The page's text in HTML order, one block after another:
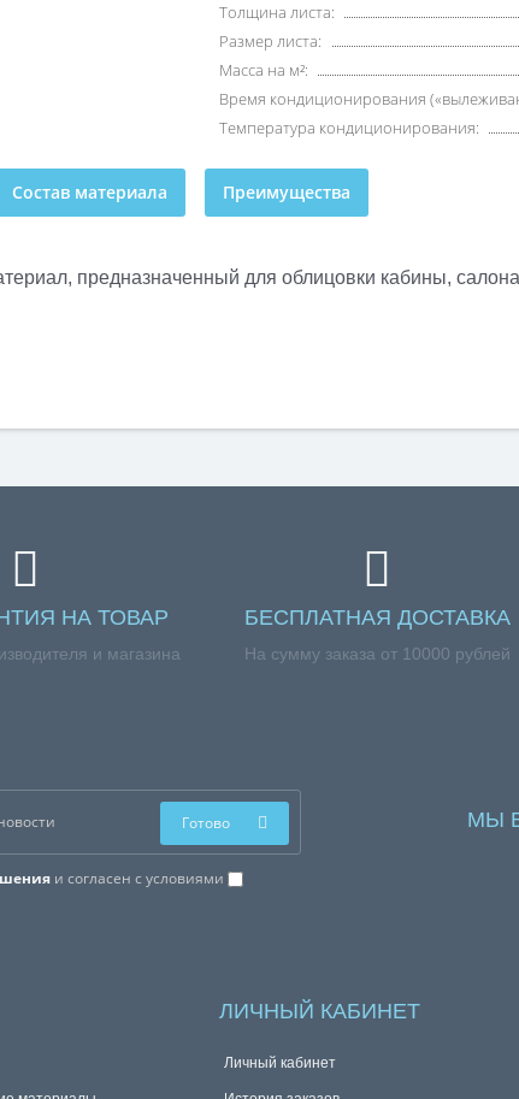
Толщина листа:
Размер листа:
Масса на м²:
Время кондиционирования
Температура кондиционирования:
Состав материала Преимущества
предназначенный для облицовки кабины,
НА ТОВАР
и магазина
БЕСПЛАТНАЯ ДОСТАВКА
На сумму заказа от 10000 рублей
и согласен с условиями
Готово МЫ
ЛИЧНЫЙ КАБИНЕТ
Личный кабинет